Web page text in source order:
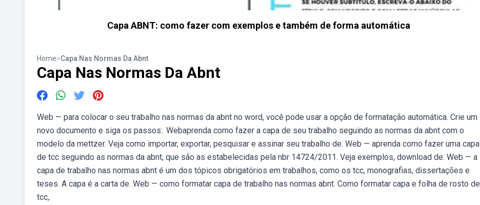
Capa ABNT: como fazer com exemplos e também de forma automática
Home>Capa Nas Normas Da Abnt
Capa Nas Normas Da Abnt
Web — para colocar o seu trabalho nas normas da abnt no word, você pode usar a opção de formatação automática. Crie um
novo documento e siga os passos:. Webaprenda como fazer a capa de seu trabalho seguindo as normas da abnt com o
modelo da mettzer. Veja como importar, exportar, pesquisar e assinar seu trabalho de. Web — aprenda como fazer uma capa
de tcc seguindo as normas da abnt, que são as estabelecidas pela nbr 14724/2011. Veja exemplos, download de. Web — a
capa de trabalho nas normas abnt é um dos tópicos obrigatórios em trabalhos, como os tcc, monografias, dissertações e
teses. A capa é a carta de. Web — como formatar capa de trabalho nas normas abnt. Como formatar capa e folha de rosto de
tcc,.